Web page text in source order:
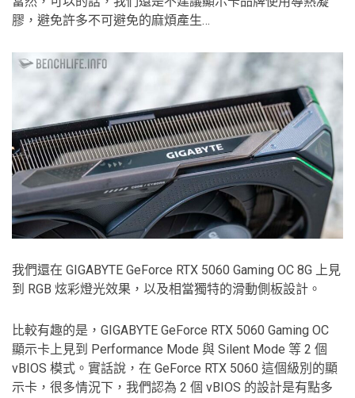
膠，避免許多不可避免的麻煩產生…
我們還在 GIGABYTE GeForce RTX 5060 Gaming OC 8G 上見
到 RGB 炫彩燈光效果，以及相當獨特的滑動側板設計。
比較有趣的是，GIGABYTE GeForce RTX 5060 Gaming OC
顯示卡上見到 Performance Mode 與 Silent Mode 等 2 個
vBIOS 模式。實話說，在 GeForce RTX 5060 這個級別的顯
示卡，很多情況下，我們認為 2 個 vBIOS 的設計是有點多